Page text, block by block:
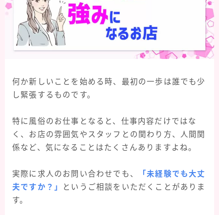
何か新しいことを始める時、最初の一歩は誰でも少
し緊張するものです。
特に風俗のお仕事となると、仕事内容だけではな
く、お店の雰囲気やスタッフとの関わり方、人間関
係など、気になることはたくさんありますよね。
実際に求人のお問い合わせでも、
「未経験でも大丈
夫ですか？」
というご相談をいただくことがありま
す。